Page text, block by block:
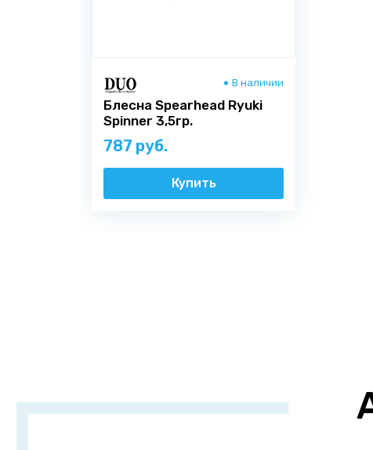
поля обязательны для заполнения
Я согласен наобработку персональных данных
В наличии
Блесна Spearhead Ryuki
Spinner 3,5гр.
787 руб.
Купить